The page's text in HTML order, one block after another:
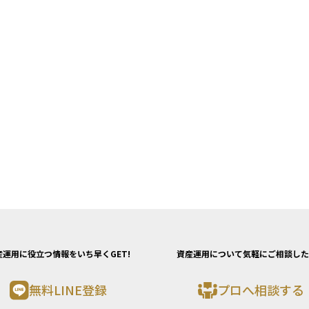
運用に役立つ情報をいち早くGET!
無料LINE登録
資産運用について気軽にご相談し
プロへ相談する